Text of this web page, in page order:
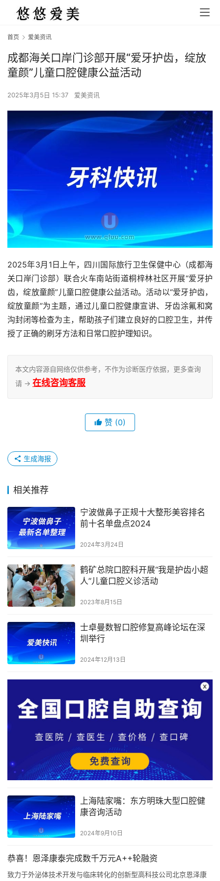
首页 爱美资讯
成都海关口岸门诊部开展“爱牙护齿，绽放
童颜”儿童口腔健康公益活动
2025年3月5日 15:37 爱美资讯
2025年3月1日上午，四川国际旅行卫生保健中心（成都海
关口岸门诊部）联合火车南站街道桐梓林社区开展“爱牙护
齿，绽放童颜”儿童口腔健康公益活动。活动以“爱牙护齿，
绽放童颜”为主题，通过儿童口腔健康宣讲、牙齿涂氟和窝
沟封闭等检查为主，帮助孩子们建立良好的口腔卫生，并传
授了正确的刷牙方法和日常口腔护理知识。
本文内容源自网络仅供参考，不作为诊断医疗依据，更多查询
请 → 在线咨询客服
赞 (0)
生成海报
相关推荐
宁波做鼻子正规十大整形美容排名
前十名单盘点2024
2024年3月24日
鹤矿总院口腔科开展“我是护齿小超
人”儿童口腔义诊活动
2023年8月15日
士卓曼数智口腔修复高峰论坛在深
圳举行
2024年12月13日
上海陆家嘴：东方明珠大型口腔健
康咨询活动
2024年9月10日
恭喜！恩泽康泰完成数千万元A++轮融资
致力于外泌体技术开发与临床转化的创新型高科技公司北京恩泽康